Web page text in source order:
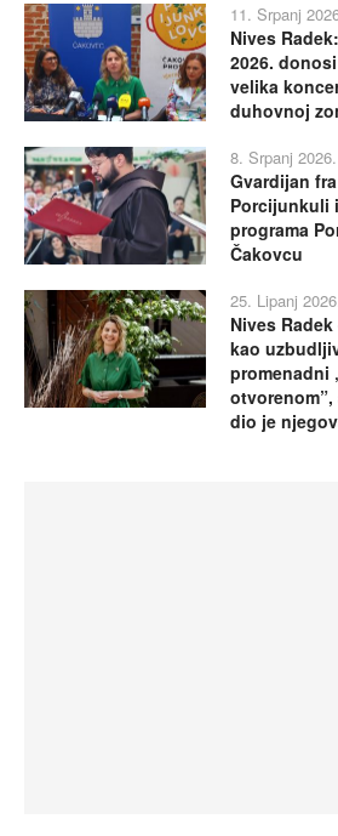
11. Srpanj
Nives
2026.
velika
duhovnoj
8. Srpanj 2026.
Gvardijan
Porcijunkuli
programa
Čakovcu
25. Lipanj
Nives
kao
promenadni
dio je